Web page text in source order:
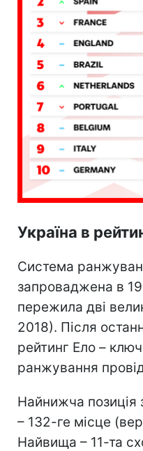
Україна в
Система
запроваджена в
пережила дві
2018). Після
рейтинг Ело –
ранжування
Найнижча позиція
– 132-ге місце
Найвища – 11-та